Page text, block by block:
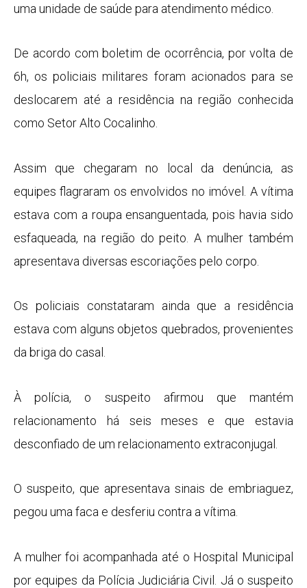
uma unidade de saúde para atendimento médico.
De acordo com boletim de ocorrência, por volta de
6h, os policiais militares foram acionados para se
deslocarem até a residência na região conhecida
como Setor Alto Cocalinho.
Assim que chegaram no local da denúncia, as
equipes flagraram os envolvidos no imóvel. A vítima
estava com a roupa ensanguentada, pois havia sido
esfaqueada, na região do peito. A mulher também
apresentava diversas escoriações pelo corpo.
Os policiais constataram ainda que a residência
estava com alguns objetos quebrados, provenientes
da briga do casal.
À polícia, o suspeito afirmou que mantém
relacionamento há seis meses e que estavia
desconfiado de um relacionamento extraconjugal.
O suspeito, que apresentava sinais de embriaguez,
pegou uma faca e desferiu contra a vítima.
A mulher foi acompanhada até o Hospital Municipal
por equipes da Polícia Judiciária Civil. Já o suspeito